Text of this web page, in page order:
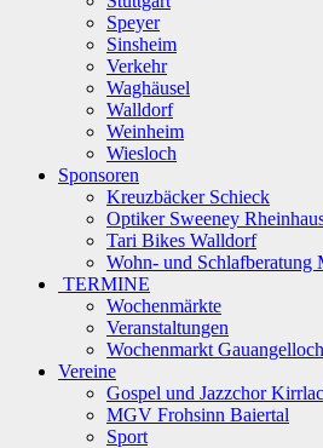
Speyer
Sinsheim
Verkehr
Waghäusel
Walldorf
Weinheim
Wiesloch
Sponsoren
Kreuzbäcker Schieck
Optiker Sweeney
Tari Bikes Walldorf
Wohn- und Schlafberatung
TERMINE
Wochenmärkte
Veranstaltungen
Wochenmarkt Gauangelloch
Vereine
Gospel und Jazzchor
MGV Frohsinn Baiertal
Sport